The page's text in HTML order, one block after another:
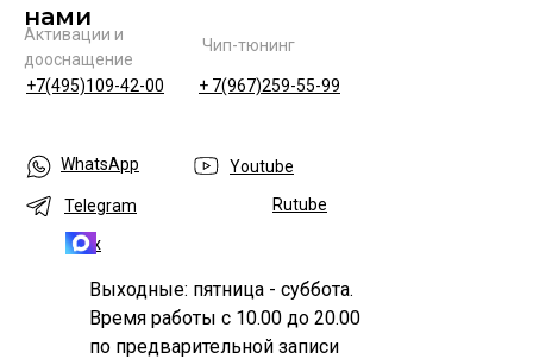
Чип-тюнинг
+ 7(967)259-55-99
Активации и
дооснащение
нами
WhatsApp
Telegram
Max
+7(495)109-42-00
Youtube
Rutube
Выходные: пятница - суббота.
Время работы с 10.00 до 20.00
по предварительной записи